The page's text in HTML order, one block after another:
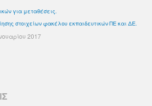
για μεταθέσεις.
στοιχείων φακέλου εκπαιδευτικών ΠΕ και ΔΕ.
2017